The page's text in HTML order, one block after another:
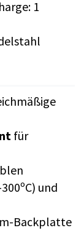
1
für
und
Backplatte